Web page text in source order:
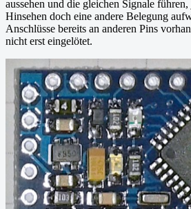
aussehen und die gleichen Signale
Hinsehen doch eine andere Belegung
Anschlüsse bereits an anderen Pins
nicht erst eingelötet.